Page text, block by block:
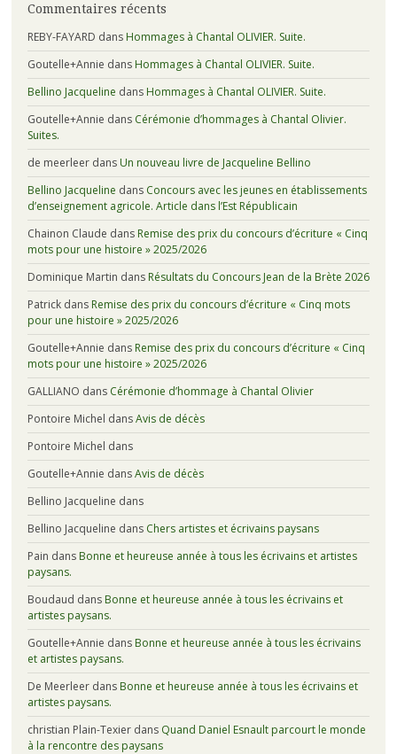
Commentaires récents
REBY-FAYARD dans Hommages à Chantal OLIVIER. Suite.
Goutelle+Annie dans Hommages à Chantal OLIVIER. Suite.
Bellino Jacqueline dans Hommages à Chantal OLIVIER. Suite.
Goutelle+Annie dans Cérémonie d’hommages à Chantal Olivier.
Suites.
de meerleerdans Un nouveau livre de Jacqueline Bellino
Bellino Jacqueline dans Concours avec les jeunes en établissements
d’enseignement agricole. Article dans l’Est Républicain
Chainon Claude dans Remise des prix du concours d’écriture « Cinq
mots pour une histoire » 2025/2026
Dominique Martin dans Résultats du Concours Jean de la Brète 2026
Patrickdans Remise des prix du concours d’écriture « Cinq mots
pour une histoire » 2025/2026
Goutelle+Annie dans Remise des prix du concours d’écriture « Cinq
mots pour une histoire » 2025/2026
GALLIANO dans Cérémonie d’hommage à Chantal Olivier
Pontoire Michel dansAvis de décès
Pontoire Michel dans
Goutelle+Annie dansAvis de décès
Bellino Jacqueline dans
Bellino Jacqueline dans Chers artistes et écrivains paysans
Pain dans Bonne et heureuse année à tous les écrivains et artistes
paysans.
Boudaud dans Bonne et heureuse année à tous les écrivains et
artistes paysans.
Goutelle+Annie dans Bonne et heureuse année à tous les écrivains
et artistes paysans.
De Meerleerdans Bonne et heureuse année à tous les écrivains et
artistes paysans.
christian Plain-Texierdans Quand Daniel Esnault parcourt le monde
à la rencontre des paysans